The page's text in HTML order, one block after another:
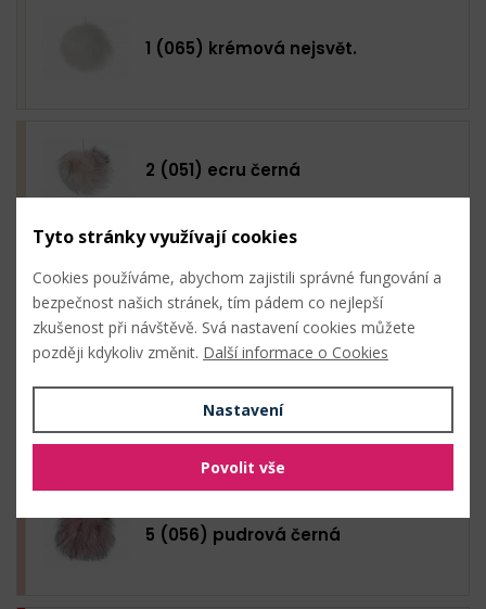
1 (065) krémová nejsvět.
2 (051) ecru černá
3 (052) béžová světlá černá
4 (074) přírodní sv. černá
5 (056) pudrová černá
Tyto stránky využívají cookies
Cookies používáme, abychom zajistili správné fungování a
bezpečnost našich stránek, tím pádem co nejlepší
zkušenost při návštěvě. Svá nastavení cookies můžete
později kdykoliv změnit. Další informace o Cookies
Nastavení
Povolit vše